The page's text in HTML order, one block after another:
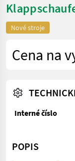
Nové stroje
Cena na
Interné číslo
POPIS